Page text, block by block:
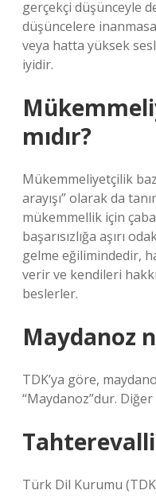
gerçekçi düşünceyle
düşüncelere
veya hatta yüksek
iyidir.
mıdır?
Mükemmeliyetçilik
arayışı” olarak da
mükemmellik için
başarısızlığa aşırı
gelme eğilimindedir,
verir ve kendileri
beslerler.
Maydanoz
TDK’ya göre,
“Maydanoz”dur.
Tahterevalli
Türk Dil Kurumu